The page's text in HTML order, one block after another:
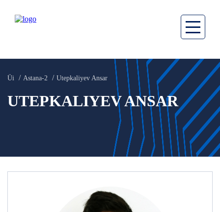
Üi Astana-2 Utepkaliyev Ansar
UTEPKALIYEV ANSAR